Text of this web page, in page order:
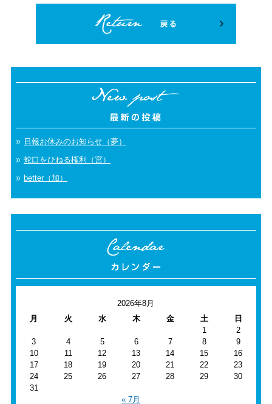
日報お休みのお知らせ（夢）
蛇口をひねる権利（宮）
better（加）
2026年8月
月
火 水 木 金 土
日
1
2
3
4 5 6 7 8
9
10
11 12 13 14 15
16
17
18 19 20 21 22
23
24
25 26 27 28 29
30
31
« 7月